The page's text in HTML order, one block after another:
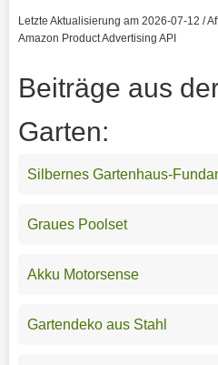
Letzte Aktualisierung am 2026-07-12 /
Amazon Product Advertising API
Beiträge aus
Garten:
Silbernes Gartenhaus-
Graues Poolset
Akku Motorsense
Gartendeko aus Stahl